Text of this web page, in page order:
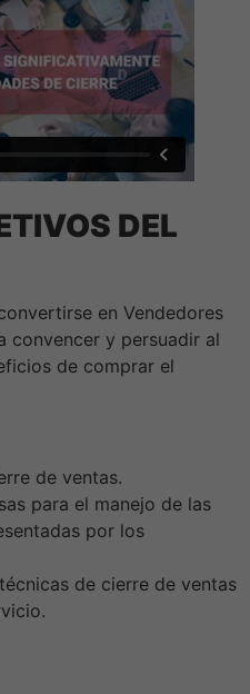
DEL
en Vendedores
convencer y persuadir al
de comprar el
de ventas.
para el manejo de las
por los
de cierre de ventas